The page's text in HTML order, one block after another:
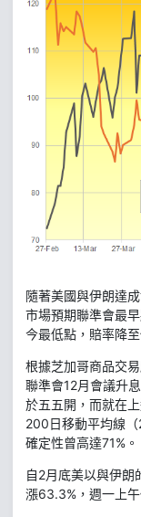
隨著美國與伊朗達
市場預期聯準會最
今最低點，賠率降至
根據芝加哥商品交
聯準會12月會議升
於五五開，而就在
200日移動平均線
確定性曾高達71%。
自2月底美以與伊朗
漲63.3%，週一上